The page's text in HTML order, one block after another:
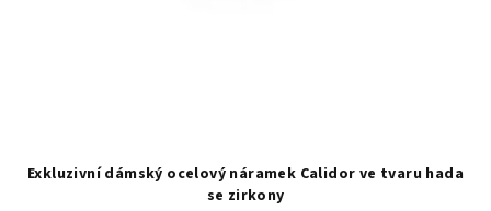
Exkluzivní dámský ocelový náramek Calidor ve tvaru hada
se zirkony